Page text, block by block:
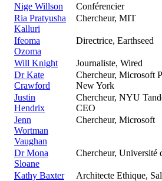
Nige Willson
Conférencier
Ria Pratyusha
Kalluri
Chercheur, MIT
Ifeoma
Ozoma
Directrice, Earthseed
Will Knight
Journaliste, Wired
Dr Kate
Crawford
Chercheur, Microsoft
New York
Justin
Hendrix
Chercheur, NYU
CEO
Jenn
Wortman
Vaughan
Chercheur, Microsoft
Dr Mona
Sloane
Chercheur, Université
Kathy Baxter
Architecte Ethique,